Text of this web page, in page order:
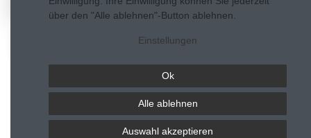
über den "Alle ablehnen"-Button ablehnen.
Einstellungen
Ok
Alle ablehnen
Auswahl akzeptieren